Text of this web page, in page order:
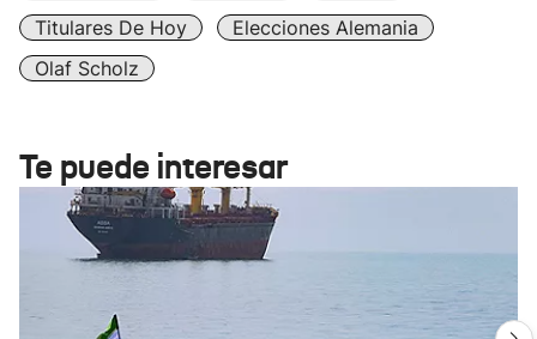
Titulares De Hoy
Elecciones Alemania
Olaf Scholz
Te puede interesar